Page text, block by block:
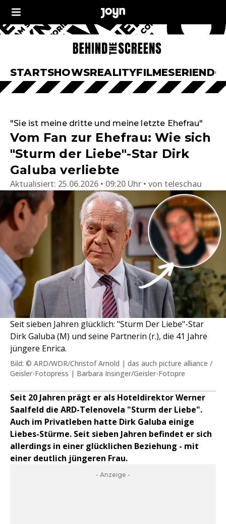
STARTSHOWSREALITYFILMESERIEN
"Sie ist meine dritte und meine letzte Ehefrau"
Vom Fan zur Ehefrau: Wie sich
"Sturm der Liebe"-Star Dirk
Galuba verliebte
Aktualisiert: 25.06.2026 • 09:20 Uhr von teleschau
Seit sieben Jahren glücklich: "Sturm Der Liebe"-Star
Dirk Galuba (M) und seine Partnerin (r.), die 41 Jahre
jüngere Enrica.
Bild: © ARD/WDR/Christof Arnold | das auch picture alliance /
Geisler-Fotopress | Barbara Insinger/Geisler-Fotopre
Seit 20 Jahren prägt er als Hoteldirektor Werner
Saalfeld die ARD-Telenovela "Sturm der Liebe".
Auch im Privatleben hatte Dirk Galuba einige
Liebes-Stürme. Seit sieben Jahren befindet er sich
allerdings in einer glücklichen Beziehung - mit
einer deutlich jüngeren Frau.
- Anzeige -